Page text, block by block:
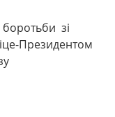
зi
Президентом